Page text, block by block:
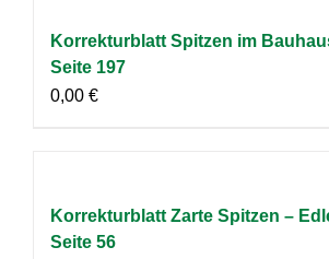
Korrekturblatt Spitzen im
Seite 197
0,00 €
Korrekturblatt Zarte Spitzen –
Seite 56